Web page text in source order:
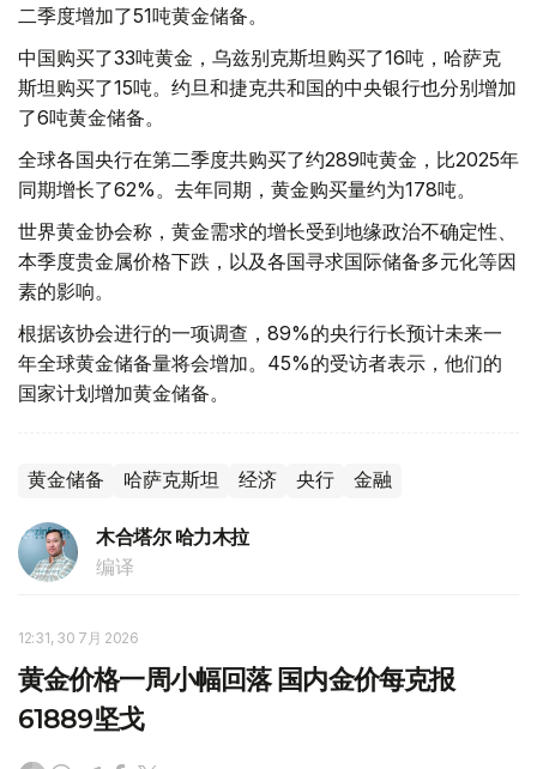
二季度增加了51吨黄金储备。
中国购买了33吨黄金，乌兹别克斯坦购买了16吨，哈萨克
斯坦购买了15吨。约旦和捷克共和国的中央银行也分别增加
了6吨黄金储备。
全球各国央行在第二季度共购买了约289吨黄金，比2025年
同期增长了62%。去年同期，黄金购买量约为178吨。
世界黄金协会称，黄金需求的增长受到地缘政治不确定性、
本季度贵金属价格下跌，以及各国寻求国际储备多元化等因
素的影响。
根据该协会进行的一项调查，89%的央行行长预计未来一
年全球黄金储备量将会增加。45%的受访者表示，他们的
国家计划增加黄金储备。
黄金储备 哈萨克斯坦 经济 央行 金融
木合塔尔 哈力木拉
编译
12:31, 30 7月 2026
黄金价格一周小幅回落 国内金价每克报
61889坚戈